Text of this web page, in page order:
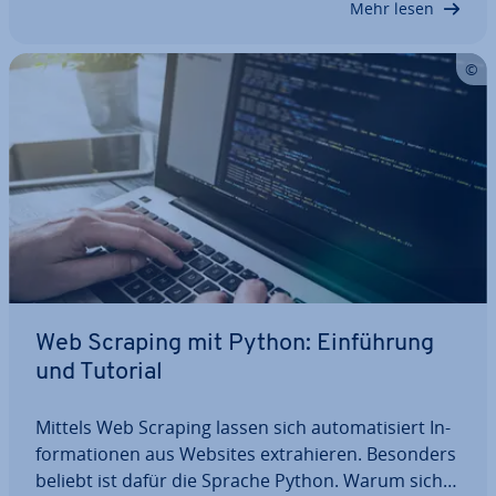
Mehr lesen
Web Scraping mit Python: Ein­füh­rung
und Tutorial
Mittels Web Scraping lassen sich au­to­ma­ti­siert In­
for­ma­tio­nen aus Websites ex­tra­hie­ren. Besonders
beliebt ist dafür die Sprache Python. Warum sich